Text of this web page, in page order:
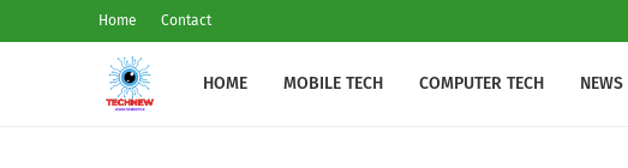
Home Contact
HOME MOBILE TECH COMPUTER TECH NEWS